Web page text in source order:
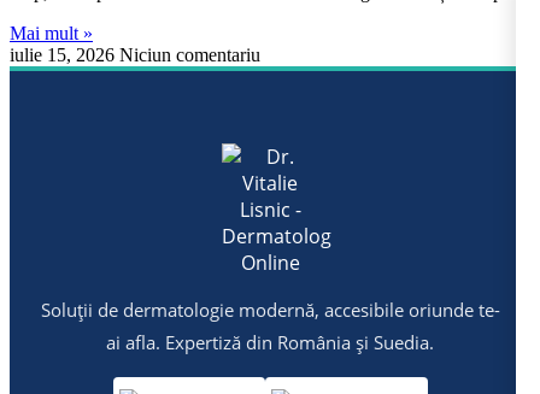
Mai mult »
iulie 15, 2026 Niciun comentariu
Soluții de dermatologie modernă, accesibile oriunde te-
ai afla. Expertiză din România și Suedia.